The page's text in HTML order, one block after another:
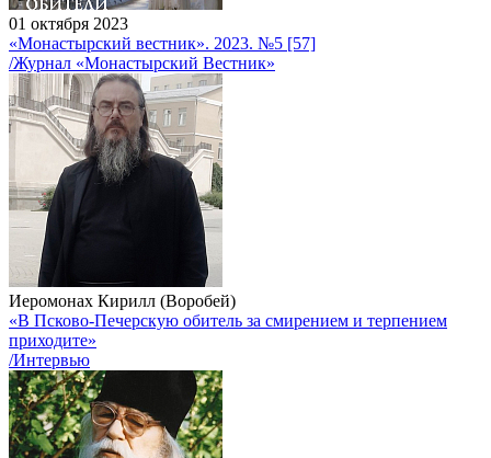
01 октября 2023
«Монастырский вестник». 2023. №5 [57]
/Журнал «Монастырский Вестник»
Иеромонах Кирилл (Воробей)
«В Псково-Печерскую обитель за смирением и терпением
приходите»
/Интервью